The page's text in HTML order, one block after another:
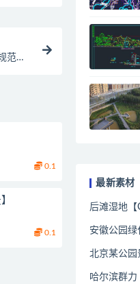
范
0.1
0.1
最新素材
后滩湿地【
安徽公园绿
北京某公园
哈尔滨群力